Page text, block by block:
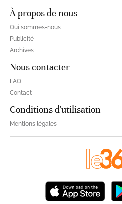
À propos de nous
Qui sommes-nous
Publicité
Archives
Nous contacter
FAQ
Contact
Conditions d'utilisation
Mentions légales